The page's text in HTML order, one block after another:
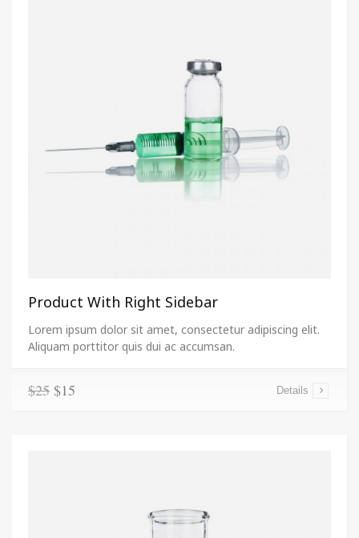
Product With Right Sidebar
Lorem ipsum dolor sit amet, consectetur adipiscing elit.
Aliquam porttitor quis dui ac accumsan.
$25 $15 Details